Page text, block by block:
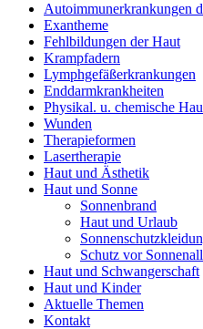
Autoimmunerkrankungen
Exantheme
Fehlbildungen der Haut
Krampfadern
Lymphgefäßerkrankungen
Enddarmkrankheiten
Physikal. u. chemische
Wunden
Therapieformen
Lasertherapie
Haut und Ästhetik
Haut und Sonne
Sonnenbrand
Haut und Urlaub
Schutz vor
Haut und Schwangerschaft
Haut und Kinder
Aktuelle Themen
Kontakt